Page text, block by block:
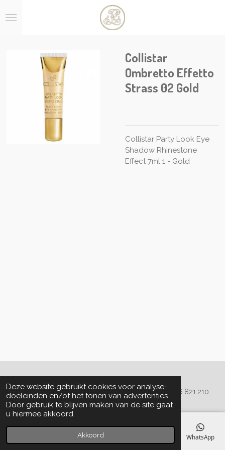
Deze website gebruikt cookies voor analyse-
doeleinden en/of het tonen van advertenties.
Door gebruik te blijven maken van de site gaat
u hiermee akkoord.
Akkoord
direct
hoofdinhoud
Collistar
Ombretto Effetto
Strass 02 Gold
Collistar Party Look Eye
Shadow Rhinestone
Effect 7ml 1 - Gold
© 2020 - 2022 La Perla Skin & Beauty - BTW: BE
0466.821.210
Telefoonnummer WhatsApp